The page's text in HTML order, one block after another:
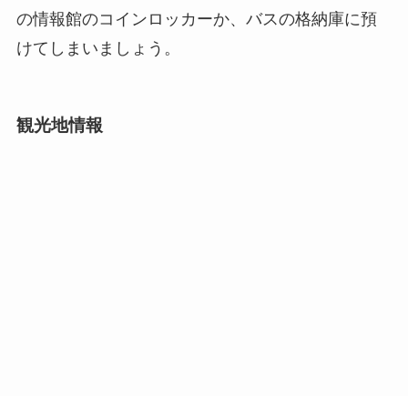
の情報館のコインロッカーか、バスの格納庫に預
けてしまいましょう。
観光地情報